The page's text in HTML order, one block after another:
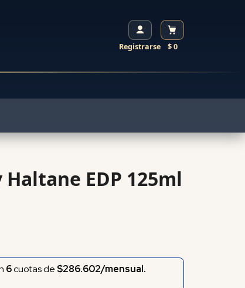
Registrarse $ 0
EDP 125ml
6cuotas de $286.602/mensual.